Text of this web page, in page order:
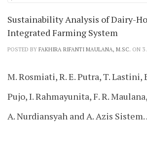
Sustainability Analysis of Dairy-
Integrated Farming System
POSTED BY FAKHIRA RIFANTI MAULANA, M.SC. ON 3
M. Rosmiati, R. E. Putra, T. Lastini,
Pujo, I. Rahmayunita, F. R.
A. Nurdiansyah and A. Azis